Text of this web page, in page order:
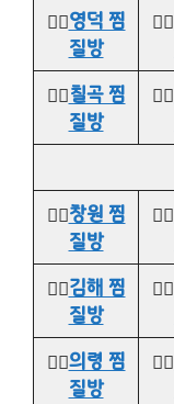
👉🏻영덕 찜
질방
👉🏻
👉🏻칠곡 찜
질방
👉🏻
👉🏻창원 찜
질방
👉🏻
👉🏻김해 찜
질방
👉🏻
👉🏻의령 찜
질방
👉🏻